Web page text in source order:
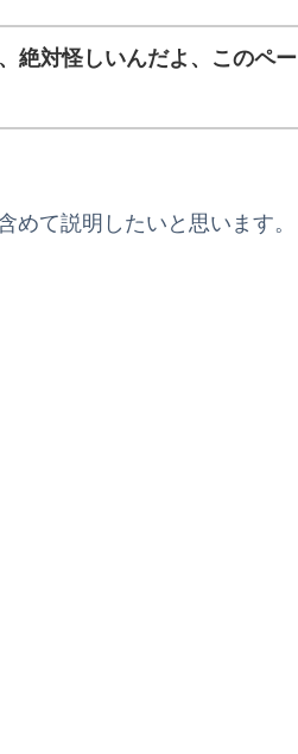
絶対怪しいんだよ、このペー
めて説明したいと思います。